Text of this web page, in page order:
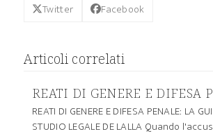
Twitter Facebook
Articoli correlati
REATI DI GENERE E DIFESA
REATI DI GENERE E DIFESA PENALE: LA
STUDIO LEGALE DE LALLA Quando